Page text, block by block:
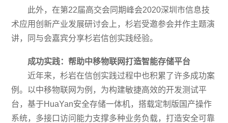
此外，在第22届高交会同期峰会2020深圳市信息技
术应用创新产业发展研讨会上，杉岩受邀参会并作主题演
讲，同与会嘉宾分享杉岩信创实践经验。
成功实践：帮助中移物联网打造智能存储平台
近年来，杉岩在信创实践过程中也积累了许多成功案
例。以中移物联网为例，为构建敏捷高效的开发测试平
台，基于HuaYan安全存储一体机，搭载定制版国产操作
系统，多接口访问能力支撑多种业务负载，打造安全可靠